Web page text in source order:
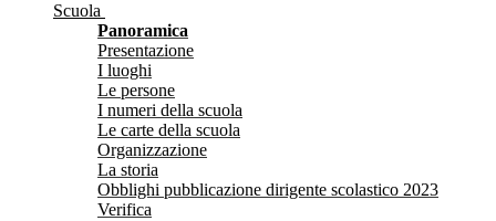
Scuola
Panoramica
Presentazione
I luoghi
Le persone
I numeri della scuola
Le carte della scuola
Organizzazione
La storia
Obblighi pubblicazione dirigente scolastico 2023
Verifica